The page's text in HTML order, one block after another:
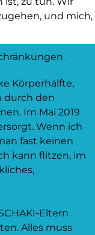
und mich,
Körperhälfte,
durch den
Im Mai 2019
Wenn ich
fast keinen
kann flitzen, im
Eltern
Alles muss